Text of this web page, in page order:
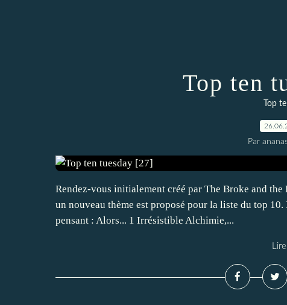
Top ten
Top
Par
Rendez-vous initialement créé par The Broke and
un nouveau thème est proposé pour la liste du top
pensant : Alors... 1 Irrésistible Alchimie,...